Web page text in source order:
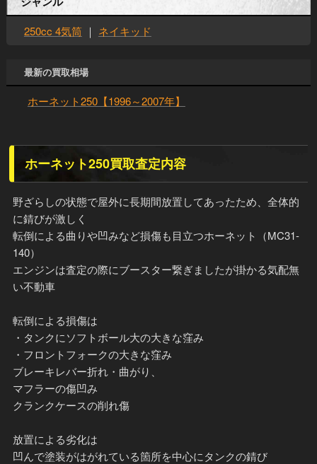
250cc 4気筒 ｜ ネイキッド
最新の買取相場
ホーネット250【1996～2007年】
ホーネット250買取査定内容
野ざらしの状態で屋外に長期間放置してあったため、全体的
に錆びが激しく
転倒による曲りや凹みなど損傷も目立つホーネット（MC31-
140）
エンジンは査定の際にブースター繋ぎましたが掛かる気配無
い不動車
転倒による損傷は
・タンクにソフトボール大の大きな窪み
・フロントフォークの大きな窪み
ブレーキレバー折れ・曲がり、
マフラーの傷凹み
クランクケースの削れ傷
放置による劣化は
凹んで塗装がはがれている箇所を中心にタンクの錆び